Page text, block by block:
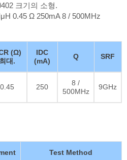
크기의 소형.
0.45 Ω 250mA 8 / 500MHz
(Ω)
최대.
IDC
(mA)
Q SRF
0.45 250
8 /
500MHz
9GHz
Test Method